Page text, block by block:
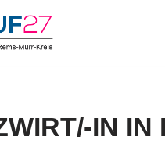
IN IN